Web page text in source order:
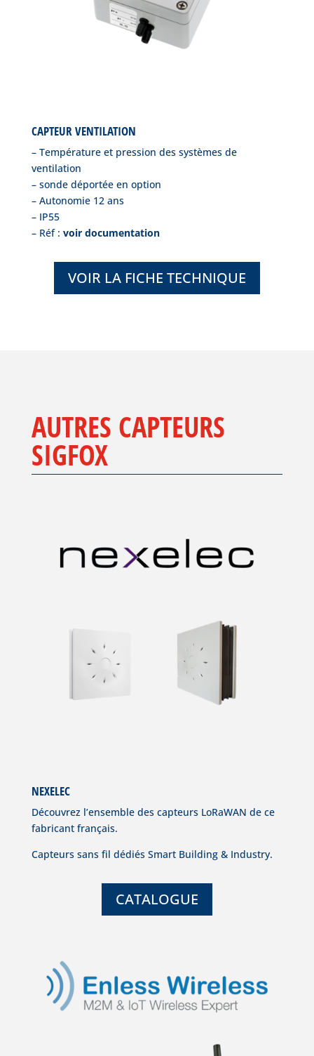
CAPTEUR VENTILATION
– Température et pression des systèmes de
ventilation
– sonde déportée en option
– Autonomie 12 ans
– IP55
– Réf : voir documentation
VOIR LA FICHE TECHNIQUE
AUTRES CAPTEURS
SIGFOX
NEXELEC
Découvrez l’ensemble des capteurs LoRaWAN de ce
fabricant français.
Capteurs sans fil dédiés Smart Building & Industry.
CATALOGUE